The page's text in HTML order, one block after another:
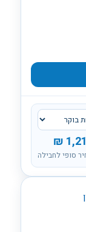
₪
סופי לחבילה